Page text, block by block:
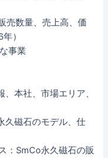
売数量、売上高、価
）
事業
本社、市場エリア、
久磁石のモデル、仕
：SmCo永久磁石の販